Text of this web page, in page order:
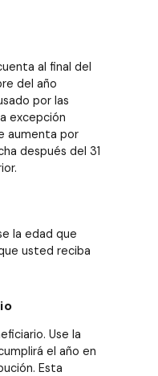
al final del
del año
por las
excepción
aumenta por
después del 31
la edad que
usted reciba
Use la
el año en
Esta